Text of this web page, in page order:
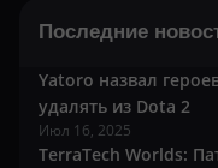
Последние
Yatoro назвал
удалять из Dota 2
Июл 16, 2025
TerraTech Worlds: